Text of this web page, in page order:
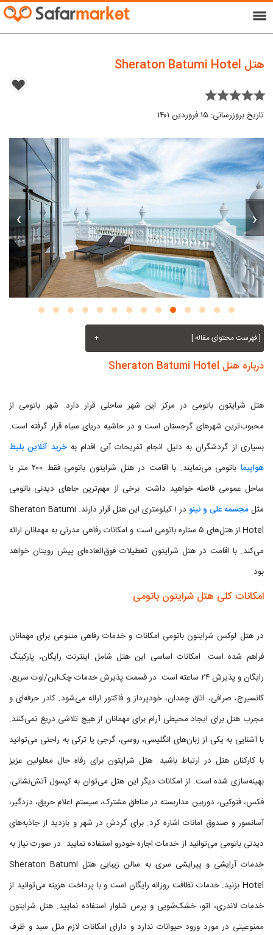
menu
هتل Sheraton Batumi Hotel
star star star star star
تاریخ بروزرسانی: ۱۵ فروردین ۱۴۰۱
‹
›
[ فهرست محتوای مقاله ] +
درباره هتل Sheraton Batumi Hotel
هتل شرایتون باتومی در مرکز این شهر ساحلی قرار دارد. شهر باتومی از
محبوب‌ترین شهرهای گرجستان است و در حاشیه دریای سیاه قرار گرفته است.
بسیاری از گردشگران به دلیل انجام تفریحات آبی اقدام بهخرید آنلاین بلیط
هواپیما
باتومی می‌نمایند. با اقامت در هتل شرایتون باتومی فقط ۲۰۰ متر با
ساحل عمومی فاصله خواهید داشت. برخی از مهم‌ترین جاهای دیدنی باتومی
مثلمجسمه علی و نینو
در ۱ کیلومتری این هتل قرار دارند. Sheraton Batumi
Hotel از هتل‌های ۵ ستاره باتومی است و امکانات رفاهی مدرنی به مهمانان ارائه
می‌کند. با اقامت در هتل شرایتون تعطیلات فوق‌العاده‌ای پیش رویتان خواهد
بود.
امکانات کلی هتل شرایتون باتومی
در هتل لوکس شرایتون باتومی امکانات و خدمات رفاهی متنوعی برای مهمانان
فراهم شده است. امکانات اساسی این هتل شامل اینترنت رایگان، پارکینگ
رایگان و پذیرش ۲۴ ساعته است. در قسمت پذیرش خدمات چک‌این/اوت سریع،
کانسیرج، صرافی، اتاق چمدان، خودپرداز و فاکتور ارائه می‌شود. کادر حرفه‌ای و
مجرب هتل برای ایجاد محیطی آرام برای مهمانان از هیچ تلاشی دریغ نمی‌کنند.
با آشنایی به یکی از زبان‌های انگلیسی، روسی، گرجی یا ترکی به راحتی می‌توانید
با کارکنان هتل در ارتباط باشید. هتل شرایتون برای رفاه حال معلولین عزیز
بهینه‌سازی شده است. از امکانات دیگر این هتل می‌توان به کپسول آتش‌نشانی،
فکس، فتوکپی، دوربین مداربسته در مناطق مشترک، سیستم اعلام حریق، دزدگیر،
آسانسور و صندوق امانات اشاره کرد. برای گردش در شهر و بازدید از جاذبه‌های
دیدنی باتومی می‌توانید از خدمات اجاره خودرو استفاده نمایید. در صورت نیاز به
خدمات آرایشی و پیرایشی سری به سالن زیبایی هتل Sheraton Batumi
Hotel بزنید. خدمات نظافت روزانه رایگان است و با پرداخت هزینه ‌می‌توانید از
خدمات لاندری، اتو، خشک‌شویی و پرس شلوار استفاده نمایید. هتل شرایتون
ممنوعیتی در مورد ورود حیوانات ندارد و دارای امکانات لازم مثل سبد و ظرف